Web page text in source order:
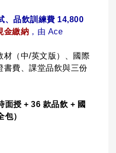
、品飲訓練費 14,800
金繳納 ，由 Ace
（中/英文版）、國際
書費、課堂品飲與三份
面授 + 36 款品飲 + 國
）